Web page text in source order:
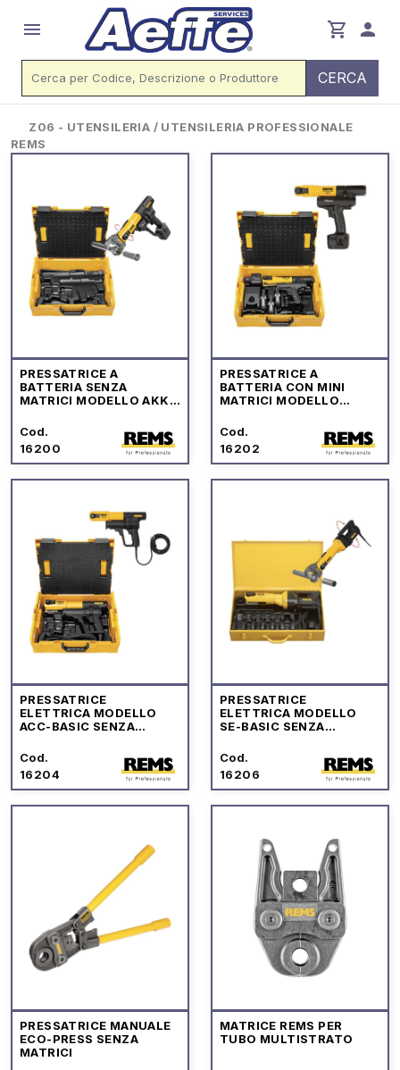
menu shopping_cart person
CERCA
Z06 - UTENSILERIA / UTENSILERIA PROFESSIONALE
REMS
PRESSATRICE A
BATTERIA SENZA
MATRICI MODELLO AKKU
Cod.
16200
PRESSATRICE A
BATTERIA CON MINI
MATRICI MODELLO
Cod.
16202
PRESSATRICE
ELETTRICA MODELLO
ACC-BASIC SENZA
Cod.
16204
PRESSATRICE
ELETTRICA MODELLO
SE-BASIC SENZA
Cod.
16206
PRESSATRICE MANUALE
ECO-PRESS SENZA
MATRICI
MATRICE REMS PER
TUBO MULTISTRATO